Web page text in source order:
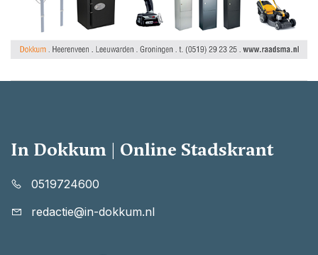
In Dokkum | Online Stadskrant
0519724600
redactie@in-dokkum.nl